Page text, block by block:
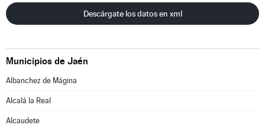
Descárgate los datos en xml
Municipios de Jaén
Albanchez de Mágina
Alcalá la Real
Alcaudete